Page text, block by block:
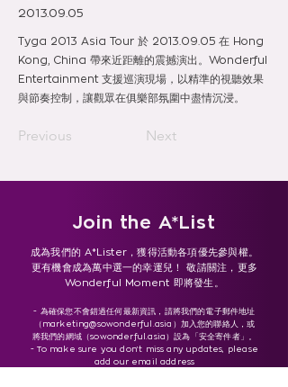
2013.09.05
Tyga 2013 Asia Tour 於 2013.09.05 在 Hong
Kong, China 帶來近距離的震撼演出。Wonderful
Entertainment 支援巡演現場，以精準的視聽效果
與節奏控制，讓觀眾在俱樂部氛圍中盡情沉浸。
Previous Next
Join the A*List
成為我們的 A*Lister，獲得活動各項優先參與權。
更有機會成為萬中選一的幸運兒！ 敬請關注，更多
Wonderful Moment 即將發生。
- 為確保您不會錯過任何最新資訊，請將我們的電子郵件地址
（ marketing@sowonderful.asia ）加入您的聯絡人，或
將我們的網域（sowonderful.asia）設為「安全寄件者」。
- To make sure you don’t miss any updates, please
add our email address